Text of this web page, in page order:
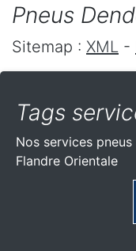
Pneus
Sitemap : XML -
Tags
Nos services
Flandre Orientale